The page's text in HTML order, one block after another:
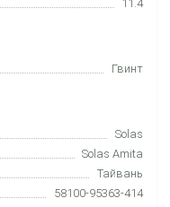
11.4
Гвинт
Solas
Solas Amita
Тайвань
58100-95363-414